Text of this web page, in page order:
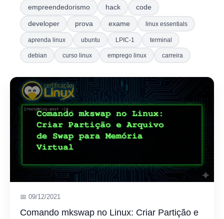
empreendedorismo hack code
developer prova exame linux essentials
aprenda linux ubuntu LPIC-1 terminal
debian curso linux emprego linux carreira
📅 09/12/2021
Comando mkswap no Linux: Criar Partição e